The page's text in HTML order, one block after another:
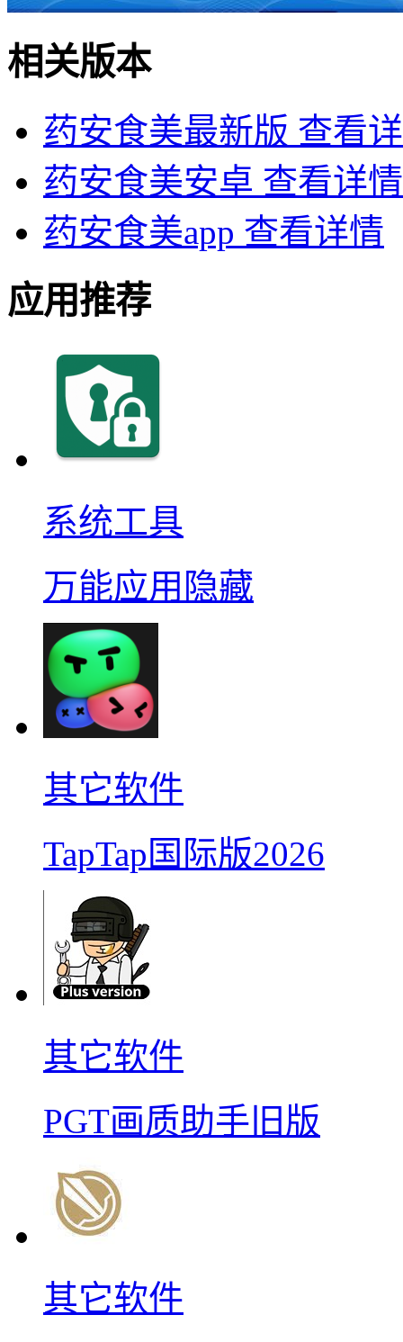
相关版本
药安食美最新版 查看
药安食美安卓 查看详情
药安食美app 查看详情
应用推荐
系统工具
万能应用隐藏
其它软件
TapTap国际版2026
其它软件
PGT画质助手旧版
其它软件